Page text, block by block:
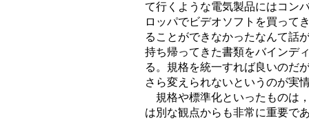
て行くような電気製品にはコン
ロッパでビデオソフトを買って
ることができなかったなんて話
持ち帰ってきた書類をバインデ
る。規格を統一すれば良いのだ
さら変えられないというのが実
規格や標準化といったものは
は別な観点からも非常に重要で